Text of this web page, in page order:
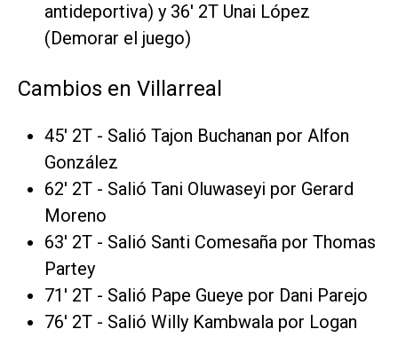
antideportiva) y 36' 2T Unai López
(Demorar el juego)
Cambios en Villarreal
45' 2T - Salió Tajon Buchanan por Alfon
González
62' 2T - Salió Tani Oluwaseyi por Gerard
Moreno
63' 2T - Salió Santi Comesaña por Thomas
Partey
71' 2T - Salió Pape Gueye por Dani Parejo
76' 2T - Salió Willy Kambwala por Logan